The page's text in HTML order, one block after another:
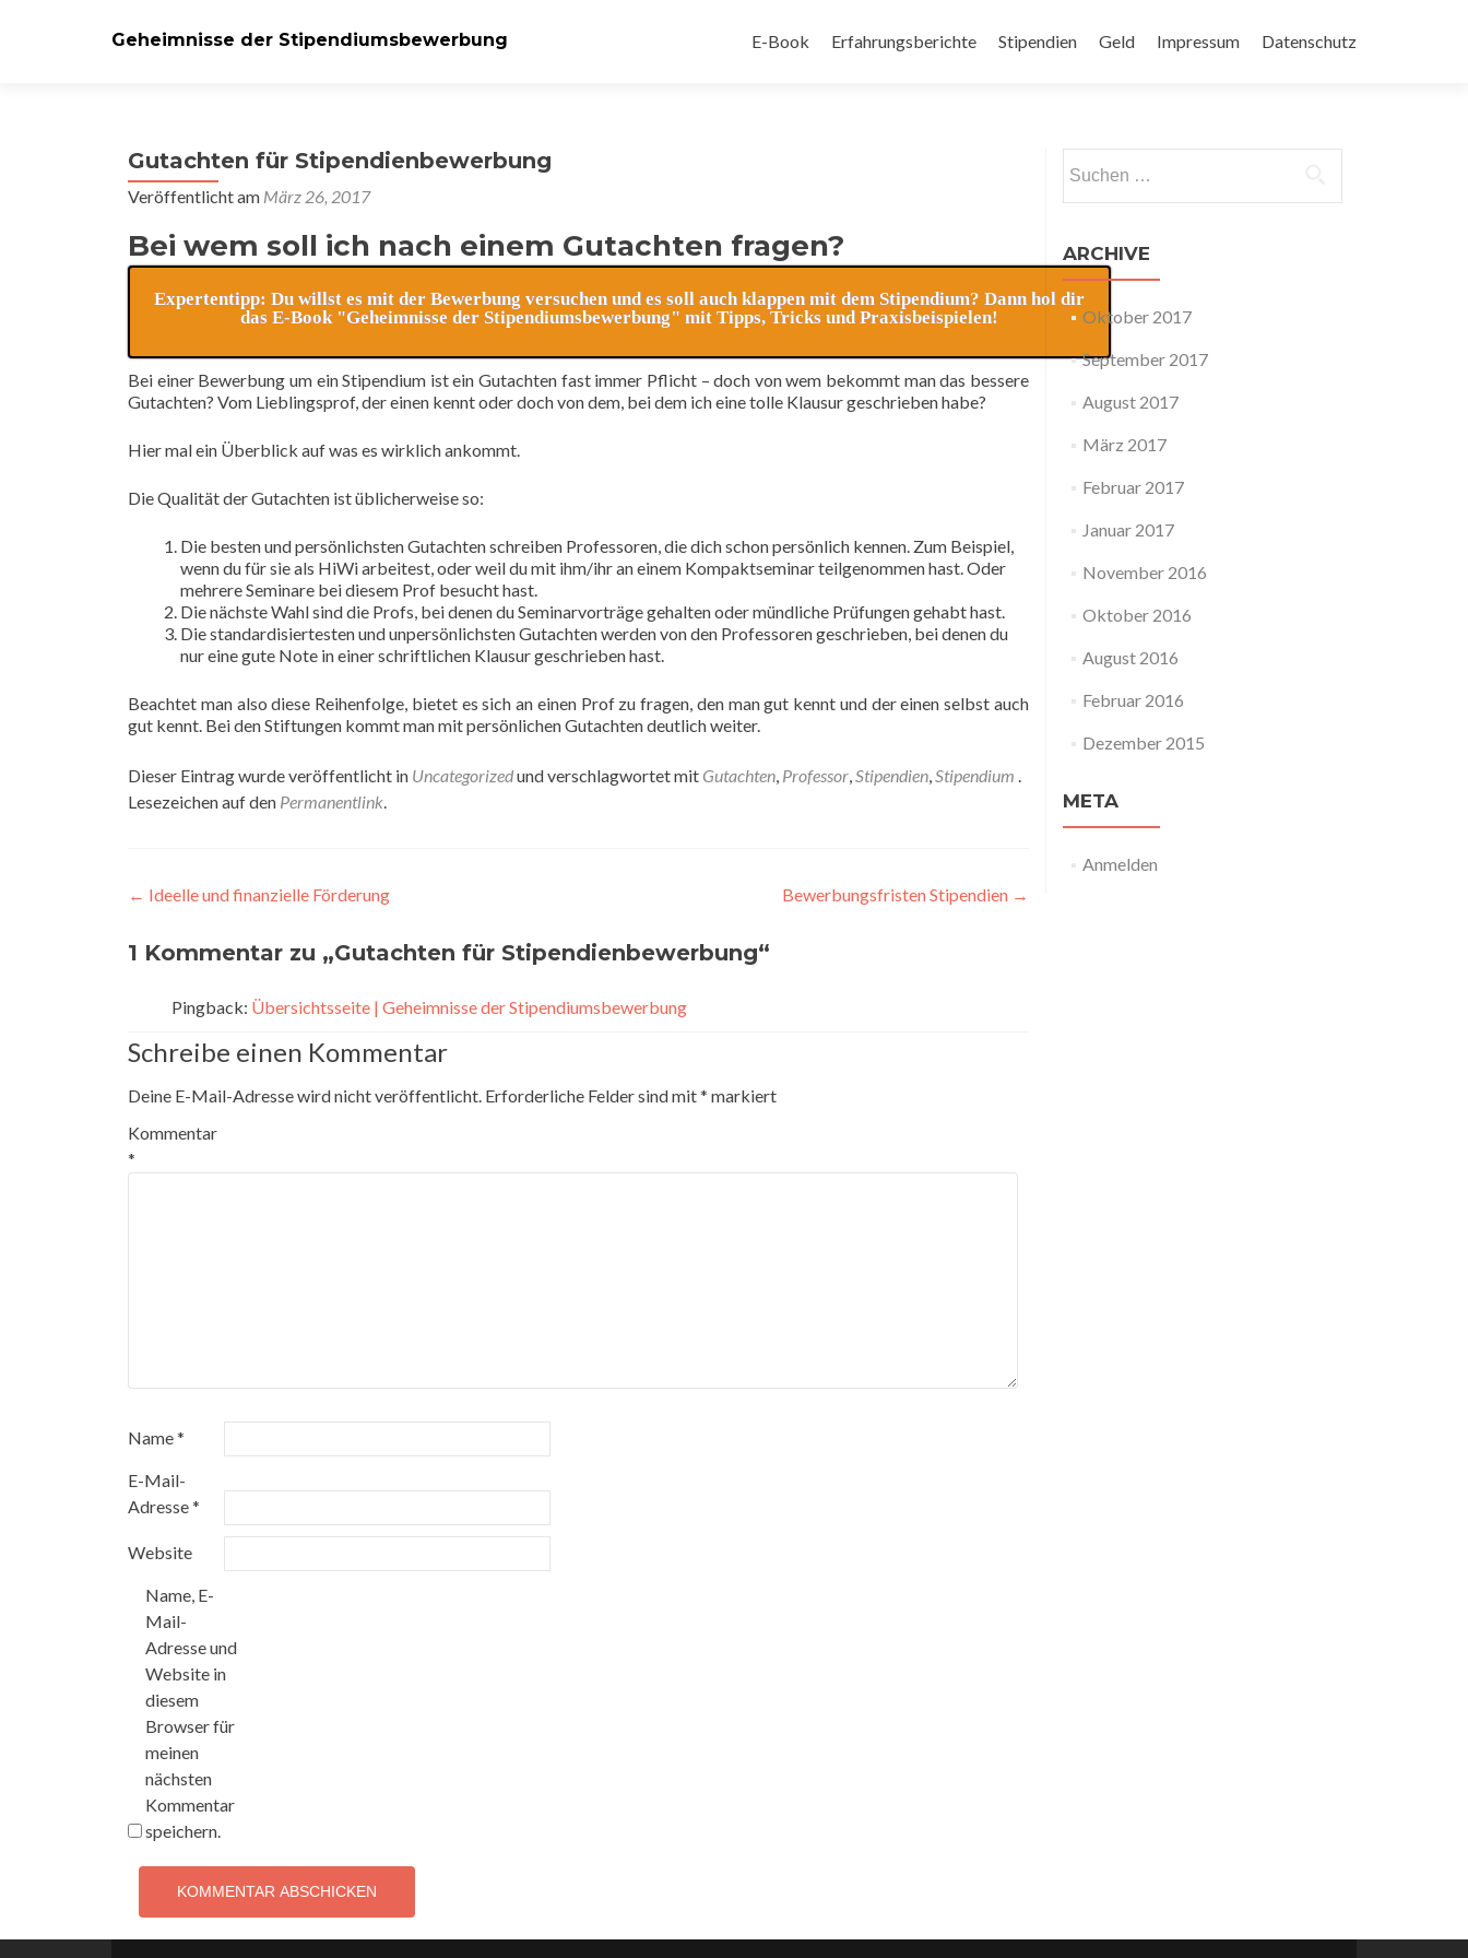
Geheimnisse der Stipendiumsbewerbung
Inhalt
E-Book Erfahrungsberichte Stipendien Geld Impressum Datenschutz
Gutachten für Stipendienbewerbung
Veröffentlicht am März 26, 2017
Bei wem soll ich nach einem Gutachten fragen?
Expertentipp: Du willst es mit der Bewerbung versuchen und es soll auch klappen mit dem Stipendium? Dann hol dir
das E-Book "Geheimnisse der Stipendiumsbewerbung" mit Tipps, Tricks und Praxisbeispielen!
Bei einer Bewerbung um ein Stipendium ist ein Gutachten fast immer Pflicht – doch von wem bekommt man das bessere
Gutachten? Vom Lieblingsprof, der einen kennt oder doch von dem, bei dem ich eine tolle Klausur geschrieben habe?
Hier mal ein Überblick auf was es wirklich ankommt.
Die Qualität der Gutachten ist üblicherweise so:
Die besten und persönlichsten Gutachten schreiben Professoren, die dich schon persönlich kennen. Zum Beispiel,
wenn du für sie als HiWi arbeitest, oder weil du mit ihm/ihr an einem Kompaktseminar teilgenommen hast. Oder
mehrere Seminare bei diesem Prof besucht hast.
Die nächste Wahl sind die Profs, bei denen du Seminarvorträge gehalten oder mündliche Prüfungen gehabt hast.
Die standardisiertesten und unpersönlichsten Gutachten werden von den Professoren geschrieben, bei denen du
nur eine gute Note in einer schriftlichen Klausur geschrieben hast.
Beachtet man also diese Reihenfolge, bietet es sich an einen Prof zu fragen, den man gut kennt und der einen selbst auch
gut kennt. Bei den Stiftungen kommt man mit persönlichen Gutachten deutlich weiter.
Dieser Eintrag wurde veröffentlicht in Uncategorizedund verschlagwortet mit Gutachten, Professor,Stipendien,Stipendium .
Lesezeichen auf den Permanentlink.
Beitragsnavigation
← Ideelle und finanzielle Förderung Bewerbungsfristen Stipendien →
1 Kommentar zu „Gutachten für Stipendienbewerbung“
Pingback: Übersichtsseite | Geheimnisse der Stipendiumsbewerbung
Schreibe einen Kommentar
Deine E-Mail-Adresse wird nicht veröffentlicht. Erforderliche Felder sind mit* markiert
Kommentar
*
Name*
E-Mail-
Adresse*
Website
Name, E-
Mail-
Adresse und
Website in
diesem
Browser für
meinen
nächsten
Kommentar
speichern.
nach:
ARCHIVE
Oktober 2017
September 2017
August 2017
März 2017
Februar 2017
Januar 2017
November 2016
Oktober 2016
August 2016
Februar 2016
Dezember 2015
META
Anmelden